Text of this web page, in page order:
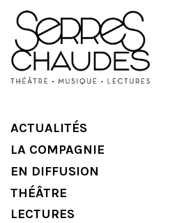
ACTUALITÉS
LA COMPAGNIE
EN DIFFUSION
THÉÂTRE
LECTURES